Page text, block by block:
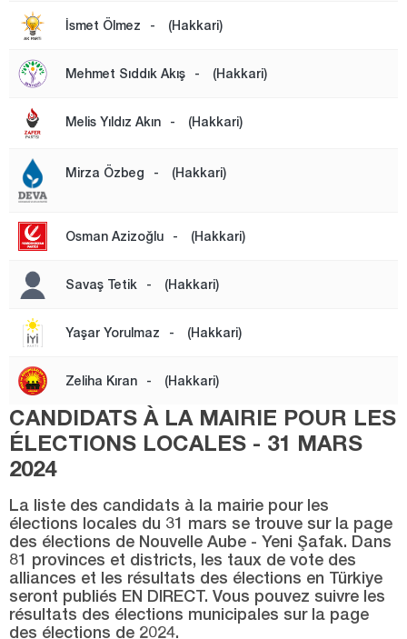
Kocaeli
Kütahya
Malatya
Mardin
Muğla
Muş
Niğde
Ordu
Rize
Sakarya
Samsun
Şanlıurfa
Siirt
Sinop
Şırnak
İsmet Ölmez - (Hakkari)
Mehmet Sıddık Akış - (Hakkari)
Melis Yıldız Akın - (Hakkari)
Mirza Özbeg - (Hakkari)
Osman Azizoğlu - (Hakkari)
Savaş Tetik - (Hakkari)
Yaşar Yorulmaz - (Hakkari)
Zeliha Kıran - (Hakkari)
CANDIDATS À LA MAIRIE POUR LES
ÉLECTIONS LOCALES - 31 MARS
2024
La liste des candidats à la mairie pour les
élections locales du 31 mars se trouve sur la page
des élections de Nouvelle Aube - Yeni Şafak. Dans
81 provinces et districts, les taux de vote des
alliances et les résultats des élections en Türkiye
seront publiés EN DIRECT. Vous pouvez suivre les
résultats des élections municipales sur la page
des élections de 2024.